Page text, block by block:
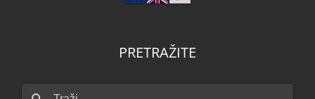
PRETRAŽITE
Traži...